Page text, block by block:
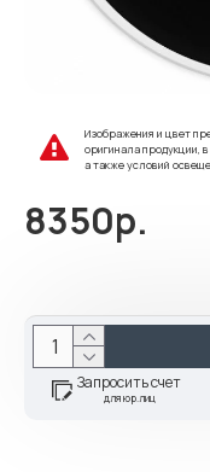
Изображения и цвет
оригинала продукции,
а также условий
8350р.
Запросить счет
для юр.лиц